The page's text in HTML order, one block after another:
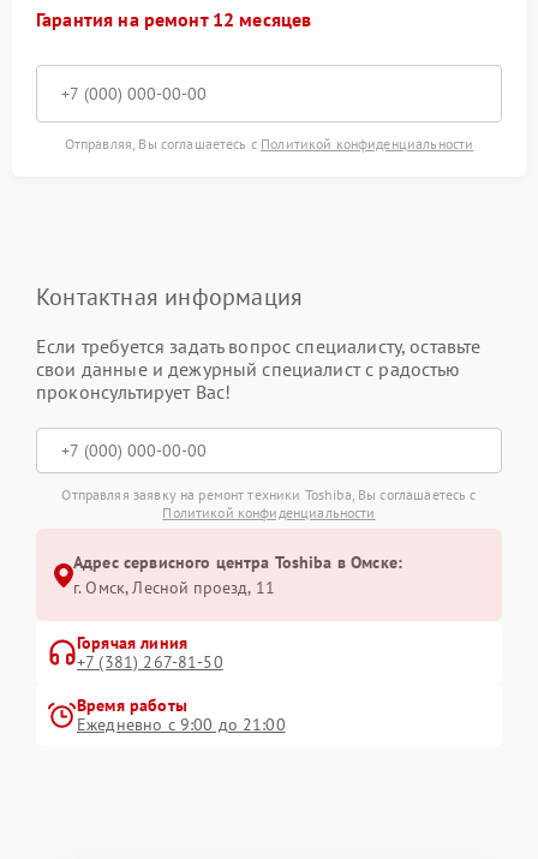
Гарантия на ремонт 12 месяцев
Отправляя, Вы соглашаетесь с Политикой конфиденциальности
Контактная информация
Если требуется задать вопрос специалисту, оставьте
свои данные и дежурный специалист с радостью
проконсультирует Вас!
Отправляя заявку на ремонт техники Toshiba, Вы соглашаетесь с
Политикой конфиденциальности
Адрес сервисного центра Toshiba в Омске:
г. Омск, ​Лесной проезд, 11
Горячая линия
+7 (381) 267-81-50
Время работы
Ежедневно с 9:00 до 21:00